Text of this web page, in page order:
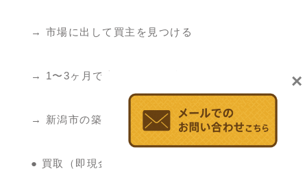
→ 市場に出して買主を見つける
→ 1〜3ヶ月で売れることが多い
→ 新潟市の築浅は特に強い
● 買取（即現金化）
×